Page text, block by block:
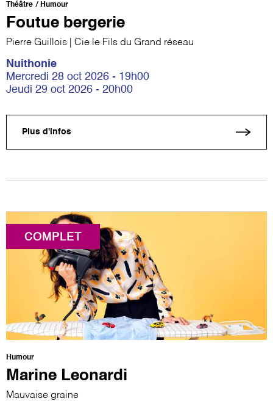
Théâtre Humour
Foutue bergerie
Pierre Guillois | Cie le Fils du Grand réseau
Nuithonie
Mercredi 28 oct 2026 - 19h00
Jeudi 29 oct 2026 - 20h00
Plus d'infos
COMPLET
Humour
Marine Leonardi
Mauvaise graine